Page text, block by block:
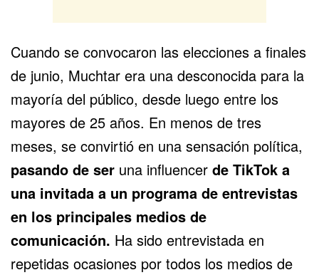
Cuando se convocaron las elecciones a finales
de junio, Muchtar era una desconocida para la
mayoría del público, desde luego entre los
mayores de 25 años. En menos de tres
meses, se convirtió en una sensación política,
pasando de ser una influencer de TikTok a
una invitada a un programa de entrevistas
en los principales medios de
comunicación. Ha sido entrevistada en
repetidas ocasiones por todos los medios de